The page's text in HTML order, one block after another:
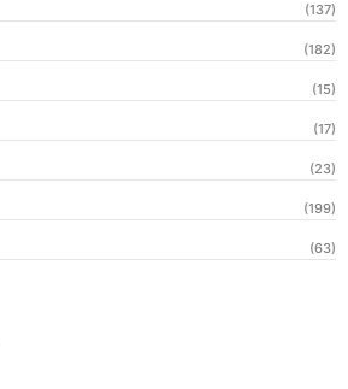
(137)
(182)
(15)
(17)
(23)
(199)
(63)